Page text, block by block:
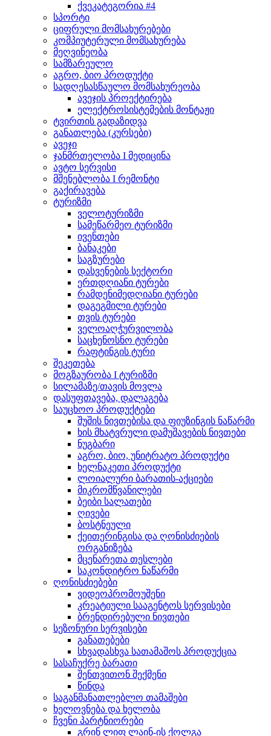
ქვეკატეგორია #4
სპორტი
ციფრული მომსახურებები
კომპიუტერული მომსახურება
მეღვინეობა
სამზარეულო
აგრო, ბიო პროდუქტი
სადღესასწაულო მომსახურეობა
ავეჯის პროექტირება
ელექტროსისტემების მონტაჟი
ტვირთის გადაზიდვა
განათლება (კურსები)
ავეჯი
ჯანმრთელობა I მედიცინა
ავტო სერვისი
მშენებლობა I რემონტი
გაქირავება
ტურიზმი
ველოტურიზმი
სამეწარმეო ტურიზმი
ივენთები
ბანაკები
საგზურები
დასვენების სექტორი
ერთდღიანი ტურები
რამდენიმედღიანი ტურები
დაგეგმილი ტურები
თვის ტურები
ველოაღჭურვილობა
საცხენოსნო ტურები
რაფტინგის ტური
შეკეთება
მოგზაურობა I ტურიზმი
სილამაზე/თავის მოვლა
დასუფთავება, დალაგება
საუცხოო პროდუქტები
შუშის ნივთებისა და ფიუზინგის ნაწარმი
ხის მხატვრული დამუშავების ნივთები
ნუგბარი
აგრო, ბიო, უნიტრატო პროდუქტი
ხელნაკეთი პროდუქტი
ლოიალური ბარათის-აქციები
მიკრომწვანილები
ბეიბი სალათები
ღივები
ბოსტნეული
ქეითერინგისა და ღონისძიების
ორგანიზება
მცენარეთა თესლები
საკონდიტრო ნაწარმი
ღონისძიებები
ვიდეოპრომოუშენი
კრეატიული სააგენტოს სერვისები
ბრენდირებული ნივთები
სეზონური სერვისები
განათებები
სხვადასხვა სათამაშოს პროდუქცია
სასაჩუქრე ბარათი
შენთვითონ შექმენი
წინდა
საგანმანათლებლო თამაშები
ხელოვნება და ხელობა
ჩვენი პარტნიორები
გრინ ლიფ ლაინ-ის ქოლგა